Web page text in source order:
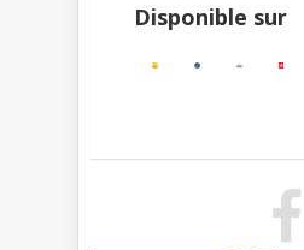
Disponible sur